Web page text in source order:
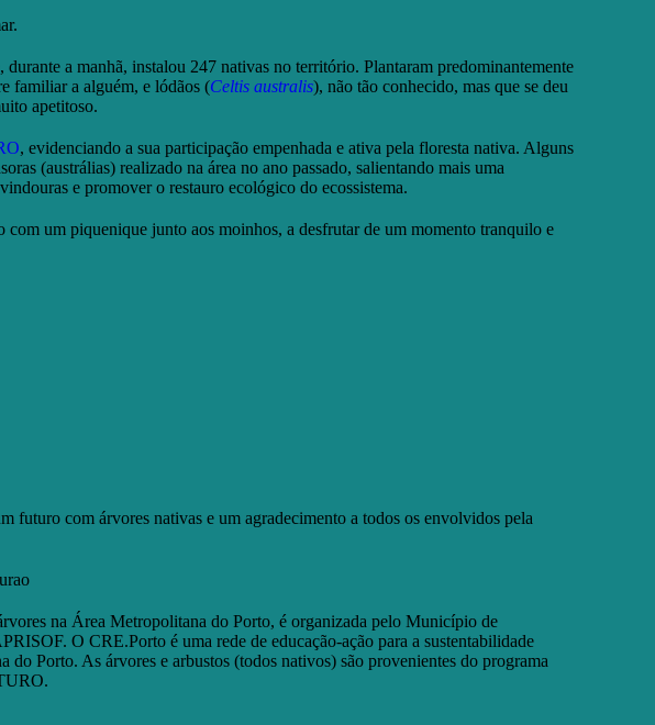
a manhã, instalou 247 nativas no território. Plantaram predominantemente
familiar a alguém, e lódãos (Celtis australis), não tão conhecido, mas que se deu
apetitoso.
, evidenciando a sua participação empenhada e ativa pela floresta nativa. Alguns
(austrálias) realizado na área no ano passado, salientando mais uma
e promover o restauro ecológico do ecossistema.
com um piquenique junto aos moinhos, a desfrutar de um momento tranquilo e
futuro com árvores nativas e um agradecimento a todos os envolvidos pela
na Área Metropolitana do Porto, é organizada pelo Município de
O CRE.Porto é uma rede de educação-ação para a sustentabilidade
Porto. As árvores e arbustos (todos nativos) são provenientes do programa